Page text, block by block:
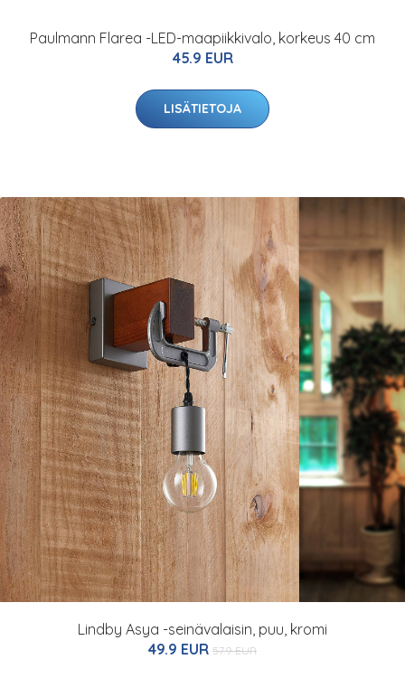
Paulmann Flarea -LED-maapiikkivalo, korkeus 40 cm
45.9 EUR
LISÄTIETOJA
Lindby Asya -seinävalaisin, puu, kromi
49.9 EUR 57.9 EUR